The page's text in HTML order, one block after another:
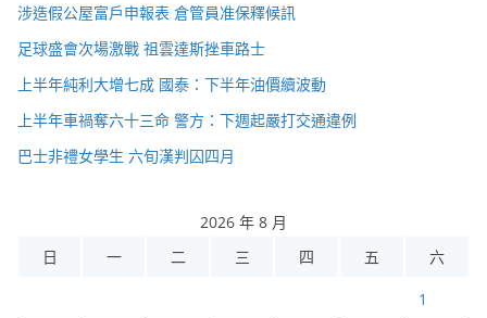
涉造假公屋富戶申報表 倉管員准保釋候訊
足球盛會次場激戰 祖雲達斯挫車路士
上半年純利大增七成 國泰：下半年油價續波動
上半年車禍奪六十三命 警方：下週起嚴打交通違例
巴士非禮女學生 六旬漢判囚四月
2026 年 8 月
日
一 二 三 四 五 六
1